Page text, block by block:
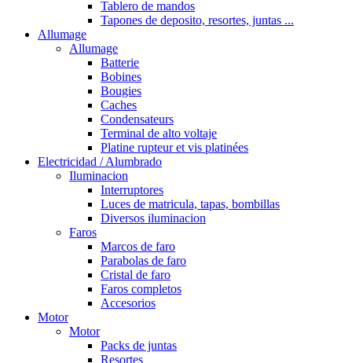
Tablero de mandos
Tapones de deposito, resortes, juntas ...
Allumage
Allumage
Batterie
Bobines
Bougies
Caches
Condensateurs
Terminal de alto voltaje
Platine rupteur et vis platinées
Electricidad / Alumbrado
Iluminacion
Interruptores
Luces de matricula, tapas, bombillas
Diversos iluminacion
Faros
Marcos de faro
Parabolas de faro
Cristal de faro
Faros completos
Accesorios
Motor
Motor
Packs de juntas
Resortes